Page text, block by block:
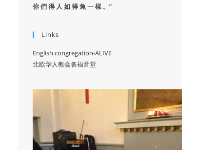
你 們 得 人 如 得 魚 一 樣 。”
Links
English congregation-ALIVE
北欧华人教会各福音堂